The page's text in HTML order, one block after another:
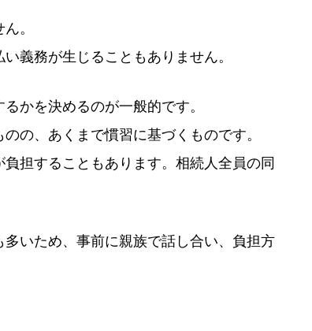
。
義務が生じることもありません。
かを決めるのが一般的です。
の、あくまで慣習に基づくものです。
担することもあります。相続人全員の同
いため、事前に親族で話し合い、負担方